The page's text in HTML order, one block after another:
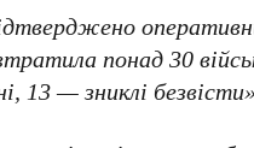
понад30
13— зниклі